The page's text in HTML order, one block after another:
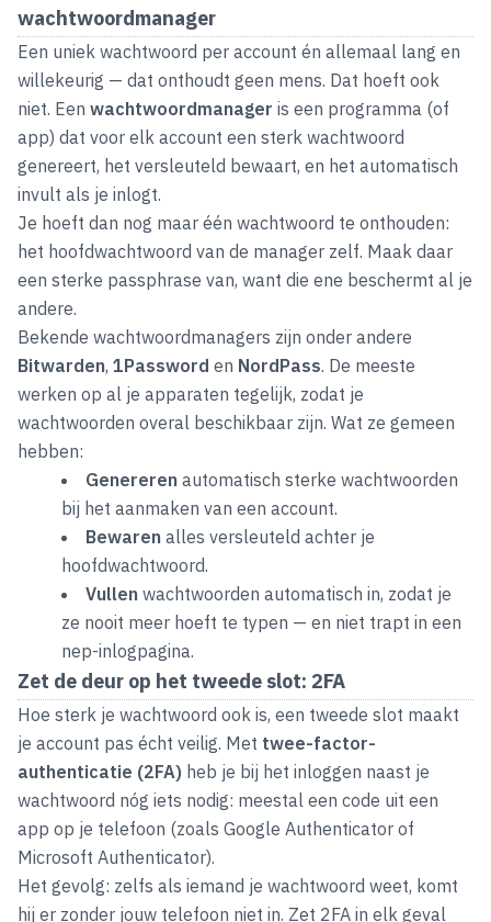
wachtwoordmanager
Een uniek wachtwoord per account én allemaal lang en
willekeurig — dat onthoudt geen mens. Dat hoeft ook
niet. Een wachtwoordmanager is een programma (of
app) dat voor elk account een sterk wachtwoord
genereert, het versleuteld bewaart, en het automatisch
invult als je inlogt.
Je hoeft dan nog maar één wachtwoord te onthouden:
het hoofdwachtwoord van de manager zelf. Maak daar
een sterke passphrase van, want die ene beschermt al je
andere.
Bekende wachtwoordmanagers zijn onder andere
Bitwarden, 1Password en NordPass. De meeste
werken op al je apparaten tegelijk, zodat je
wachtwoorden overal beschikbaar zijn. Wat ze gemeen
hebben:
Genereren automatisch sterke wachtwoorden
bij het aanmaken van een account.
Bewaren alles versleuteld achter je
hoofdwachtwoord.
Vullen wachtwoorden automatisch in, zodat je
ze nooit meer hoeft te typen — en niet trapt in een
nep-inlogpagina.
Zet de deur op het tweede slot: 2FA
Hoe sterk je wachtwoord ook is, een tweede slot maakt
je account pas écht veilig. Met twee-factor-
authenticatie (2FA) heb je bij het inloggen naast je
wachtwoord nóg iets nodig: meestal een code uit een
app op je telefoon (zoals Google Authenticator of
Microsoft Authenticator).
Het gevolg: zelfs als iemand je wachtwoord weet, komt
hij er zonder jouw telefoon niet in. Zet 2FA in elk geval